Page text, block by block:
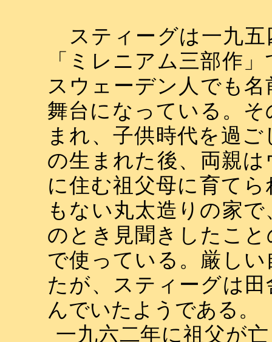
スティーグは一九五
「ミレニアム三部作
スウェーデン人でも
舞台になっている。
まれ、子供時代を過
の生まれた後、両親
に住む祖父母に育て
もない丸太造りの家
のとき見聞きしたこ
で使っている。厳し
たが、スティーグは
んでいたようである。
一九六二年に祖父が